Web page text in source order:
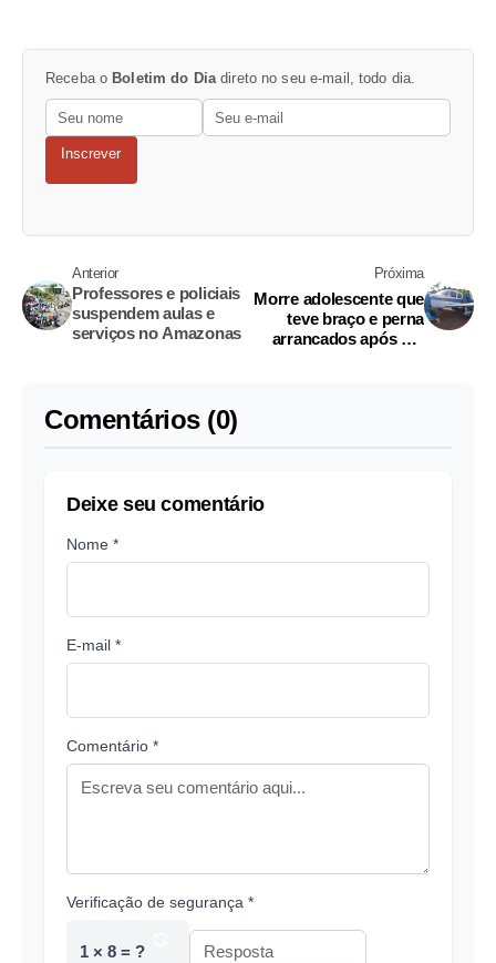
Receba o Boletim do Dia direto no seu e-mail, todo dia.
Inscrever
Anterior
Professores e policiais
suspendem aulas e
serviços no Amazonas
Próxima
Morre adolescente que
teve braço e perna
arrancados após ser
Comentários (0)
Deixe seu comentário
Nome *
E-mail *
Comentário *
Verificação de segurança *
1 × 8 = ?